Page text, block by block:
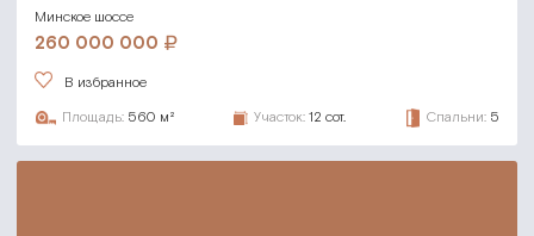
Минское шоссе
260 000 000
В избранное
Площадь: 560 м² Участок: 12 сот. Спальни: 5